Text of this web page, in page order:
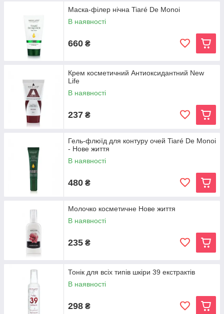
Маска-філер нічна Tiaré De Monoi
В наявності
660 ₴
Крем косметичний Антиоксидантний New
Life
В наявності
237 ₴
Гель-флюїд для контуру очей Tiaré De Monoi
- Нове життя
В наявності
480 ₴
Молочко косметичне Нове життя
В наявності
235 ₴
Тонік для всіх типів шкіри 39 екстрактів
В наявності
298 ₴